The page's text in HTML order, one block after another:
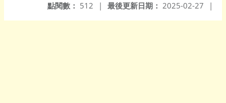
最後更新日期： 2025-02-27 |
點閱數： 512 |